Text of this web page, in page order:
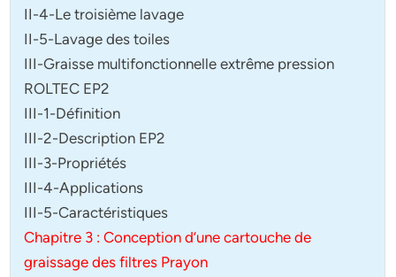
II-4-Le troisième lavage
II-5-Lavage des toiles
III-Graisse multifonctionnelle extrême pression
ROLTEC EP2
III-1-Définition
III-2-Description EP2
III-3-Propriétés
III-4-Applications
III-5-Caractéristiques
Chapitre 3 : Conception d’une cartouche de
graissage des filtres Prayon